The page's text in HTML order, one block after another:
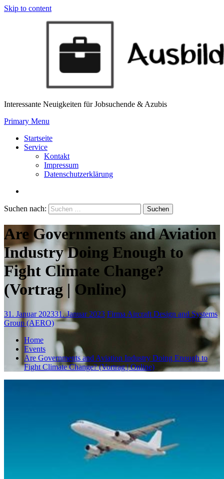
Skip to content
Interessante Neuigkeiten für Jobsuchende & Azubis
Primary Menu
Startseite
Service
Kontakt
Impressum
Datenschutzerklärung
Suchen nach:
Are Governments and Aviation
Industry Doing Enough to
Fight Climate Change?
(Vortrag | Online)
31. Januar 202331. Januar 2023 Firma Aircraft Design and Systems
Group (AERO)
Home
Events
Are Governments and Aviation Industry Doing Enough to
Fight Climate Change? (Vortrag | Online)